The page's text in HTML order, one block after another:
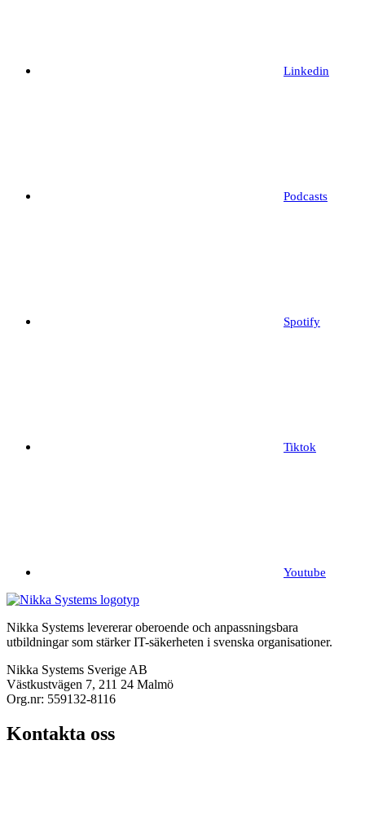
Linkedin
Podcasts
Spotify
Tiktok
Youtube
Nikka Systems levererar oberoende och anpassningsbara
utbildningar som stärker IT-säkerheten i svenska organisationer.
Nikka Systems Sverige AB
Västkustvägen 7, 211 24 Malmö
Org.nr: 559132-8116
Kontakta oss